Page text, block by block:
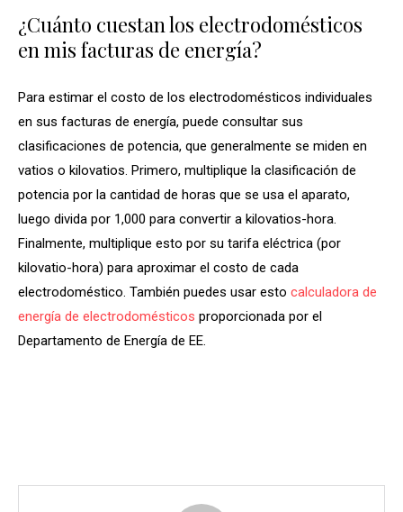
¿Cuánto cuestan los electrodomésticos
en mis facturas de energía?
Para estimar el costo de los electrodomésticos individuales
en sus facturas de energía, puede consultar sus
clasificaciones de potencia, que generalmente se miden en
vatios o kilovatios. Primero, multiplique la clasificación de
potencia por la cantidad de horas que se usa el aparato,
luego divida por 1,000 para convertir a kilovatios-hora.
Finalmente, multiplique esto por su tarifa eléctrica (por
kilovatio-hora) para aproximar el costo de cada
electrodoméstico. También puedes usar esto calculadora de
energía de electrodomésticos proporcionada por el
Departamento de Energía de EE.